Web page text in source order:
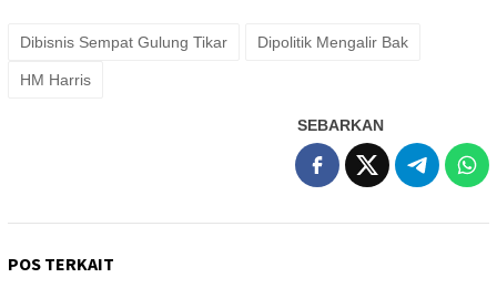
Dibisnis Sempat Gulung Tikar Dipolitik Mengalir Bak
HM Harris
SEBARKAN
POS TERKAIT